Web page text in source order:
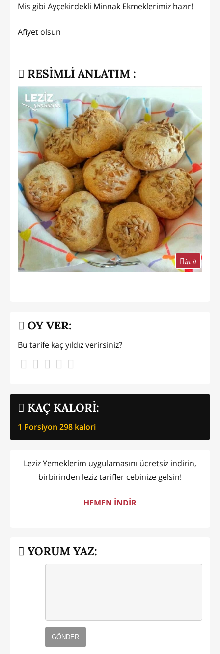
Mis gibi Ayçekirdekli Minnak Ekmeklerimiz hazır!
Afiyet olsun
RESİMLİ ANLATIM :
in it
KAÇ KALORİ:
1 Porsiyon 298 kalori
OY VER:
Bu tarife kaç yıldız verirsiniz?
Leziz Yemeklerim uygulamasını ücretsiz indirin,
birbirinden leziz tarifler cebinize gelsin!
HEMEN İNDİR
YORUM YAZ:
GÖNDER